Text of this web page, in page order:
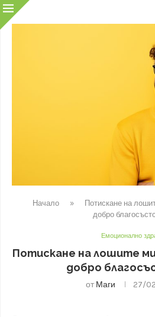
Начало »
Потискане на
добро
Емоционално
Потискане на лошите
добро
от Маги 27/